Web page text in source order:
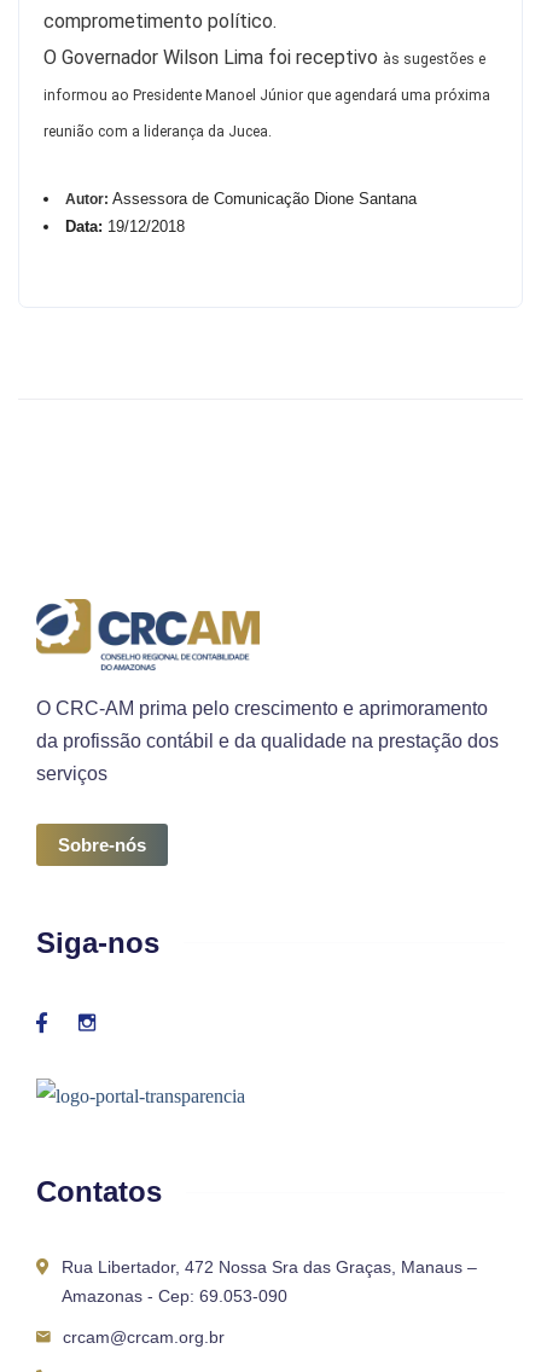
comprometimento político.
O Governador Wilson Lima foi receptivo às sugestões e
informou ao Presidente Manoel Júnior que agendará uma próxima
reunião com a liderança da Jucea.
Autor: Assessora de Comunicação Dione Santana
Data: 19/12/2018
O CRC-AM prima pelo crescimento e aprimoramento
da profissão contábil e da qualidade na prestação dos
serviços
Sobre-nós
Siga-nos
Contatos
Rua Libertador, 472 Nossa Sra das Graças, Manaus –
Amazonas - Cep: 69.053-090
crcam@crcam.org.br